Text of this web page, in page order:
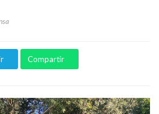
Compartir